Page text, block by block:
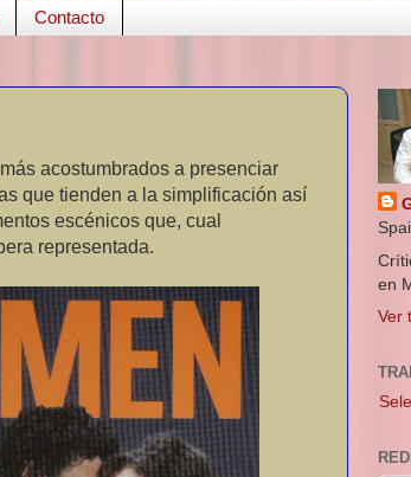
Contacto
acostumbrados a presenciar
que tienden a la simplificación así
escénicos que, cual
representada.
en
Ver